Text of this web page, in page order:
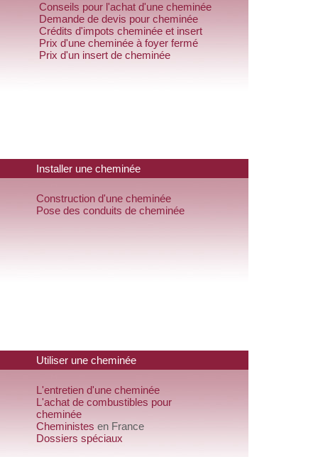
Conseils pour l'achat d'une cheminée
Demande de devis pour cheminée
Crédits d'impots cheminée et insert
Prix d'une cheminée à foyer fermé
Prix d'un insert de cheminée
Installer une cheminée
Construction d'une cheminée
Pose des conduits de cheminée
Utiliser une cheminée
L'entretien d'une cheminée
L'achat de combustibles pour
cheminée
Cheministes en France
Dossiers spéciaux